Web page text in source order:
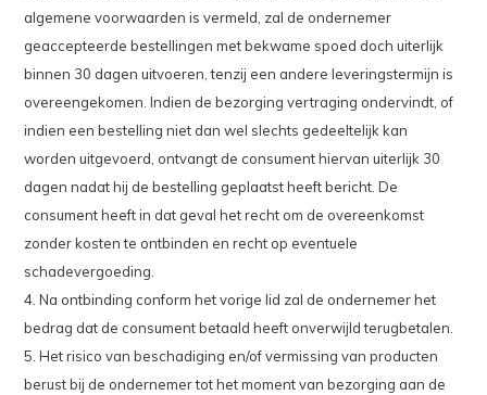
algemene voorwaarden is vermeld, zal de ondernemer
geaccepteerde bestellingen met bekwame spoed doch uiterlijk
binnen 30 dagen uitvoeren, tenzij een andere leveringstermijn is
overeengekomen. Indien de bezorging vertraging ondervindt, of
indien een bestelling niet dan wel slechts gedeeltelijk kan
worden uitgevoerd, ontvangt de consument hiervan uiterlijk 30
dagen nadat hij de bestelling geplaatst heeft bericht. De
consument heeft in dat geval het recht om de overeenkomst
zonder kosten te ontbinden en recht op eventuele
schadevergoeding.
4. Na ontbinding conform het vorige lid zal de ondernemer het
bedrag dat de consument betaald heeft onverwijld terugbetalen.
5. Het risico van beschadiging en/of vermissing van producten
berust bij de ondernemer tot het moment van bezorging aan de